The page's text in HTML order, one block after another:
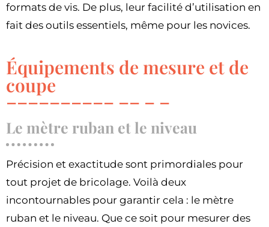
formats de vis. De plus, leur facilité d’utilisation en
fait des outils essentiels, même pour les novices.
Équipements de mesure et de
coupe
Le mètre ruban et le niveau
Précision et exactitude sont primordiales pour
tout projet de bricolage. Voilà deux
incontournables pour garantir cela : le mètre
ruban et le niveau. Que ce soit pour mesurer des